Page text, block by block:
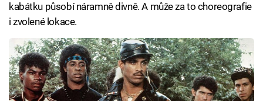
kabátku působí náramně divně. A může za to choreografie
i zvolené lokace.